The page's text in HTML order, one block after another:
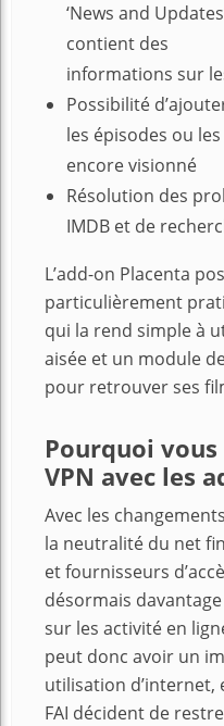
‘News and
contient des
informations sur
Possibilité
les épisodes ou
encore visionné
Résolution des
IMDB et de
L’add-on Placenta
particulièrement
qui la rend simple à
aisée et un module
pour retrouver ses
Pourquoi vous
VPN avec les
Avec les
la neutralité du net
et fournisseurs
désormais
sur les activité en
peut donc avoir un
utilisation
FAI décident de